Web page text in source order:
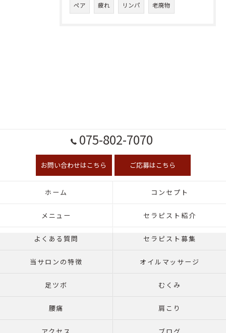
ペア 疲れ リンパ 老廃物
075-802-7070
お問い合わせはこちら ご応募はこちら
ホーム コンセプト
メニュー セラピスト紹介
よくある質問 セラピスト募集
当サロンの特徴 オイルマッサージ
足ツボ むくみ
腰痛 肩こり